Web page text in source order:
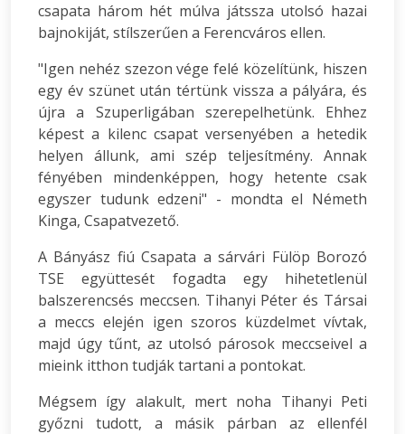
csapata három hét múlva játssza utolsó hazai
bajnokiját, stílszerűen a Ferencváros ellen.
"Igen nehéz szezon vége felé közelítünk, hiszen
egy év szünet után tértünk vissza a pályára, és
újra a Szuperligában szerepelhetünk. Ehhez
képest a kilenc csapat versenyében a hetedik
helyen állunk, ami szép teljesítmény. Annak
fényében mindenképpen, hogy hetente csak
egyszer tudunk edzeni" - mondta el Németh
Kinga, Csapatvezető.
A Bányász fiú Csapata a sárvári Fülöp Borozó
TSE együttesét fogadta egy hihetetlenül
balszerencsés meccsen. Tihanyi Péter és Társai
a meccs elején igen szoros küzdelmet vívtak,
majd úgy tűnt, az utolsó párosok meccseivel a
mieink itthon tudják tartani a pontokat.
Mégsem így alakult, mert noha Tihanyi Peti
győzni tudott, a másik párban az ellenfél